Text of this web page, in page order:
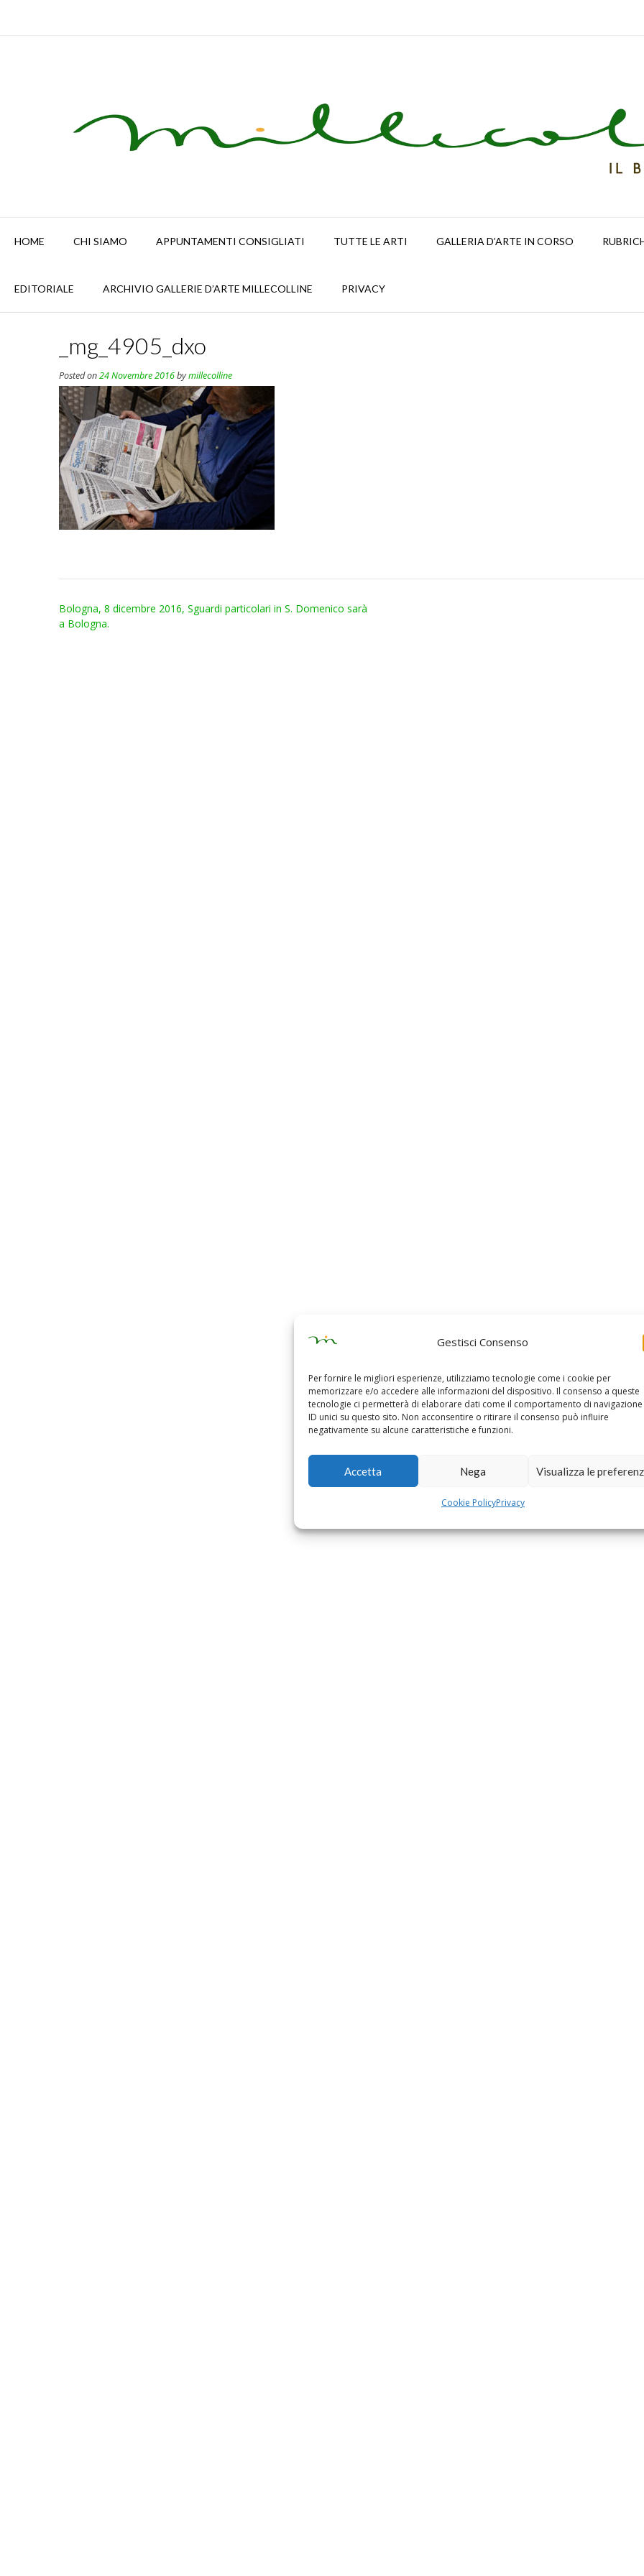
Gestisci Consenso
Per fornire le migliori esperienze, utilizziamo tecnologie come i cookie per
memorizzare e/o accedere alle informazioni del dispositivo. Il consenso a queste
tecnologie ci permetterà di elaborare dati come il comportamento di
ID unici su questo sito. Non acconsentire o ritirare il consenso può influire
negativamente su alcune caratteristiche e funzioni.
Accetta Nega Visualizza le
Cookie PolicyPrivacy
HOME CHI SIAMO APPUNTAMENTI CONSIGLIATI TUTTE LE ARTI GALLERIA D’ARTE IN CORSO
EDITORIALE ARCHIVIO GALLERIE D’ARTE MILLECOLLINE PRIVACY
_mg_4905_dxo
Posted on24 Novembre 2016bymillecolline
Post
navigation
Bologna, 8 dicembre 2016, Sguardi particolari in S. Domenico sarà
a Bologna.